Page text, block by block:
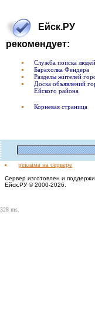
Ейск.РУ
рекомендует:
Служба поиска людей
Барахолка Фендера
Разделы жителей
Доска объявлений
Ейского района
Корневая страница
реклама на сервере
Сервер изготовлен и
Ейск.РУ © 2000-2026.
328 ms.